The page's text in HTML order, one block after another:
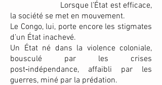
Lorsque l’État est efficace,
la société se met en mouvement.
Le Congo, lui, porte encore les stigmates
d’un État inachevé.
Un État né dans la violence coloniale,
bousculé par les crises
post‑indépendance, affaibli par les
guerres, miné par la prédation.